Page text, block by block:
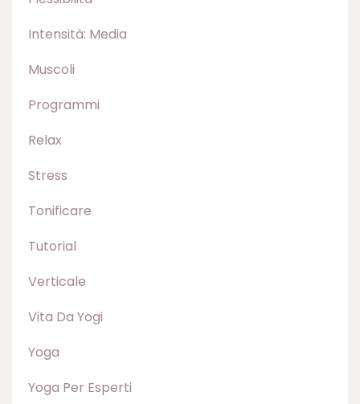
Intensità: Media
Muscoli
Programmi
Relax
Stress
Tonificare
Tutorial
Verticale
Vita Da Yogi
Yoga
Yoga Per Esperti